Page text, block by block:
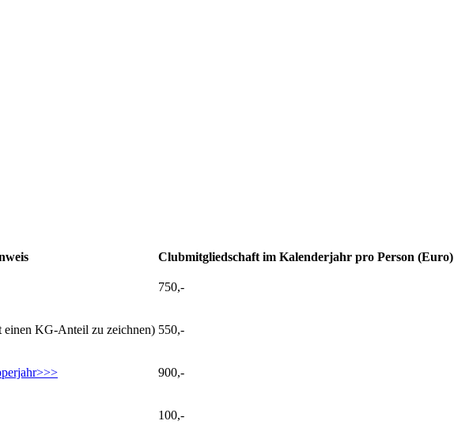
Clubmitgliedschaft im Kalenderjahr pro Person (Euro)
750,-
einen KG-Anteil zu zeichnen) 550,-
900,-
100,-